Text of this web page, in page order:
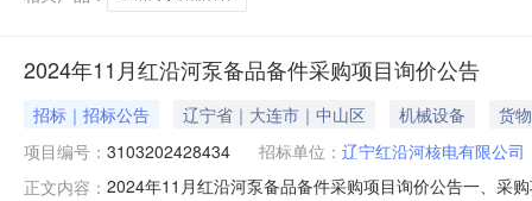
2024年11月红沿河泵备品备件采购项目询价公告
招标｜招标公告 辽宁省｜大连市｜中山区 机械设备
货物
项目编号： 3103202428434 招标单位： 辽宁红沿河核电有限公司
正文内容： 2024年11月红沿河泵备品备件采购项目询价公告一、采